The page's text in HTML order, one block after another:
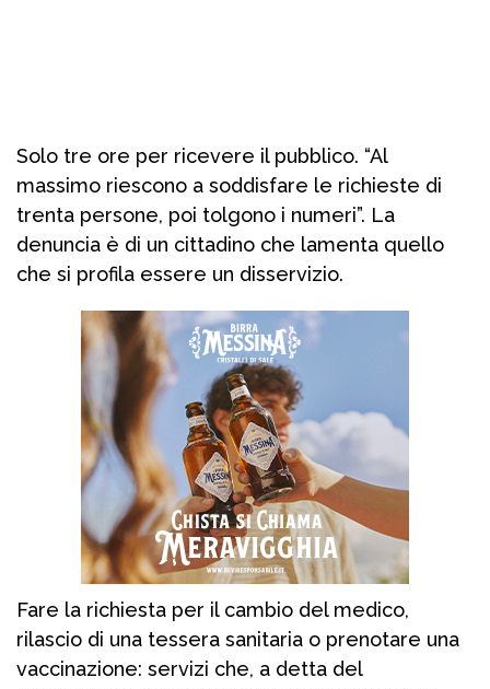
Solo tre ore per ricevere il pubblico. “Al
massimo riescono a soddisfare le richieste di
trenta persone, poi tolgono i numeri”. La
denuncia è di un cittadino che lamenta quello
che si profila essere un disservizio.
Fare la richiesta per il cambio del medico,
rilascio di una tessera sanitaria o prenotare una
vaccinazione: servizi che, a detta del